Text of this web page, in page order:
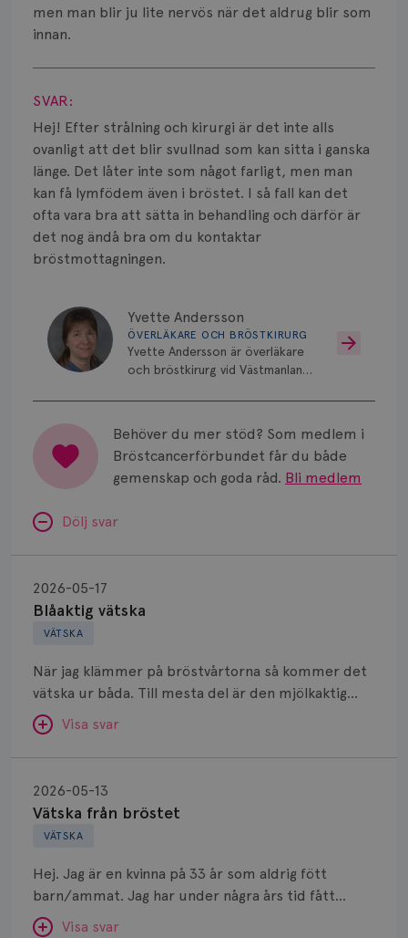
men man blir ju lite nervös när det aldrug blir som
innan.
Visa svar
SVAR:
Hej! Efter strålning och kirurgi är det inte alls
ovanligt att det blir svullnad som kan sitta i ganska
länge. Det låter inte som något farligt, men man
kan få lymfödem även i bröstet. I så fall kan det
ofta vara bra att sätta in behandling och därför är
det nog ändå bra om du kontaktar
bröstmottagningen.
Yvette Andersson
ÖVERLÄKARE OCH BRÖSTKIRURG
Yvette Andersson är överläkare
och bröstkirurg vid Västmanlands
Behöver du mer stöd? Som medlem i
Bröstcancerförbundet får du både
gemenskap och goda råd. Bli medlem
Dölj svar
VÄTSKA
Blåaktig vätska
2026-05-17
När jag klämmer på bröstvårtorna så kommer det
vätska ur båda. Till mesta del är den mjölkaktig
men på ett specifikt ställe på ena bröstvårtan
kommer en blåaktig vätska ut. Är det något som
borde undersökas?
Visa svar
SVAR:
Hej! Om det inte är blodig vätska och det kommer
ur båda brösten och flera mjölkgångar är det
Just blå färg har jag dock inte tidigare hört, det
brukar snarare vara lite grönaktigt? Om du är
orolig är det väl ändå bra att kolla upp, men annars
vätska
VÄTSKA
Vätska från bröstet
2026-05-13
Hej. Jag är en kvinna på 33 år som aldrig fött
barn/ammat. Jag har under några års tid fått
vätska från vänster bröst, aldrig klämt ut något
Visa svar
från
bröstet
Spridd bröstcancer
Vätska